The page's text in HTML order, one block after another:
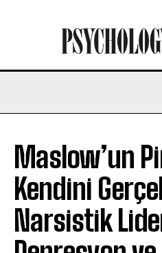
Maslow’un
Kendini
Narsistik